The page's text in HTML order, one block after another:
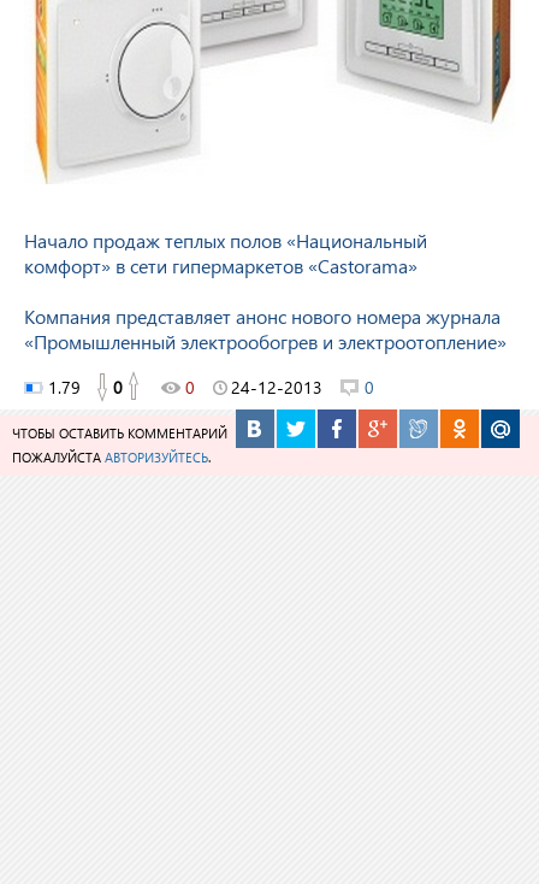
Начало продаж теплых полов «Национальный
комфорт» в сети гипермаркетов «Castorama»
Компания представляет анонс нового номера журнала
«Промышленный электрообогрев и электроотопление»
1.79 0 0 24-12-2013 0
ЧТОБЫ ОСТАВИТЬ КОММЕНТАРИЙ
ПОЖАЛУЙСТА АВТОРИЗУЙТЕСЬ.